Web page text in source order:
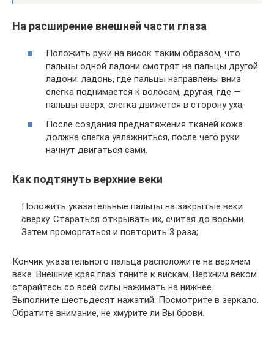
На расширение внешней части глаза
Положить руки на висок таким образом, что
пальцы одной ладони смотрят на пальцы другой
ладони: ладонь, где пальцы направлены вниз
слегка поднимается к волосам, другая, где —
пальцы вверх, слегка движется в сторону уха;
После создания преднатяжения тканей кожа
должна слегка увлажниться, после чего руки
начнут двигаться сами.
Как подтянуть верхние веки
Положить указательные пальцы на закрытые веки
сверху. Стараться открывать их, считая до восьми.
Затем проморгаться и повторить 3 раза;
Кончик указательного пальца расположите на верхнем
веке. Внешние края глаз тяните к вискам. Верхним веком
старайтесь со всей силы нажимать на нижнее.
Выполните шестьдесят нажатий. Посмотрите в зеркало.
Обратите внимание, не хмурите ли Вы брови.